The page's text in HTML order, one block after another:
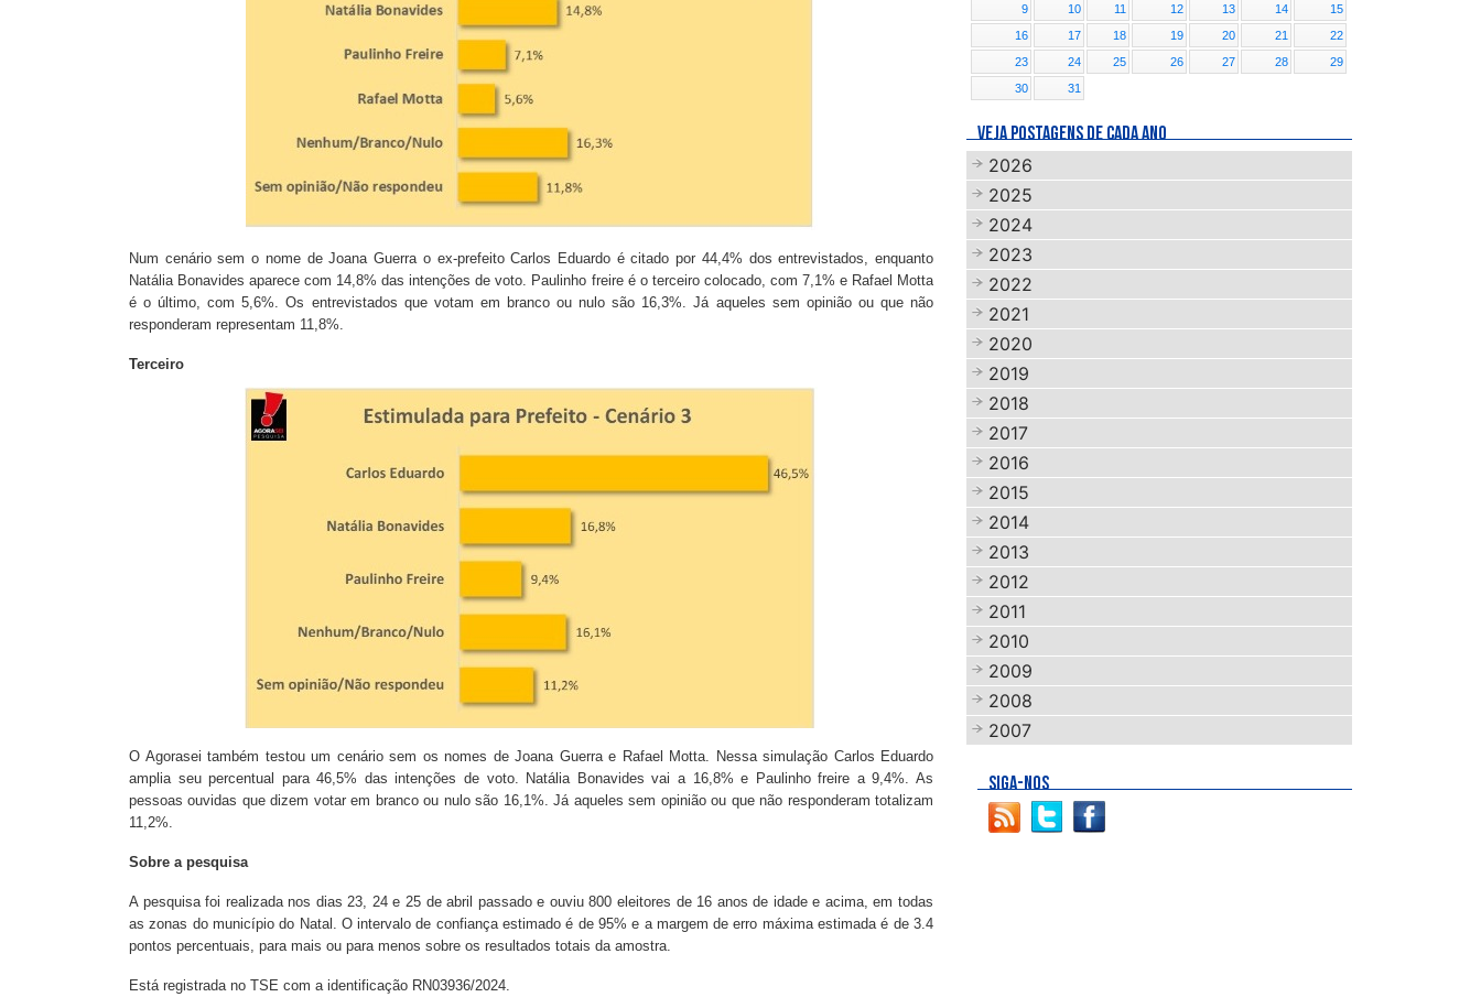
Num cenário sem o nome de Joana Guerra o ex-prefeito Carlos Eduardo é citado por 44,4% dos entrevistados, enquanto
Natália Bonavides aparece com 14,8% das intenções de voto. Paulinho freire é o terceiro colocado, com 7,1% e Rafael Motta
é o último, com 5,6%. Os entrevistados que votam em branco ou nulo são 16,3%. Já aqueles sem opinião ou que não
responderam representam 11,8%.
Terceiro
O Agorasei também testou um cenário sem os nomes de Joana Guerra e Rafael Motta. Nessa simulação Carlos Eduardo
amplia seu percentual para 46,5% das intenções de voto. Natália Bonavides vai a 16,8% e Paulinho freire a 9,4%. As
pessoas ouvidas que dizem votar em branco ou nulo são 16,1%. Já aqueles sem opinião ou que não responderam totalizam
11,2%.
Sobre a pesquisa
A pesquisa foi realizada nos dias 23, 24 e 25 de abril passado e ouviu 800 eleitores de 16 anos de idade e acima, em todas
as zonas do município do Natal. O intervalo de confiança estimado é de 95% e a margem de erro máxima estimada é de 3.4
pontos percentuais, para mais ou para menos sobre os resultados totais da amostra.
Está registrada no TSE com a identificação RN03936/2024.
9
10 11 12 13 14
15
16
17 18 19 20 21
22
23
24 25 26 27 28
29
30
31
VEJA POSTAGENS DE CADA ANO
2026
2025
2024
2023
2022
2021
2020
2019
2018
2017
2016
2015
2014
2013
2012
2011
2010
2009
2008
2007
SIGA-NOS